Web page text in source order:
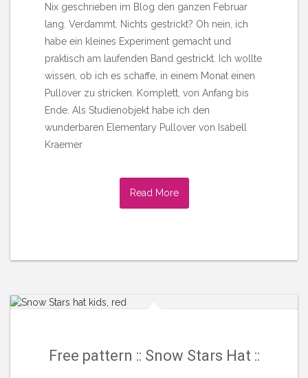
Nix geschrieben im Blog den ganzen Februar
lang. Verdammt. Nichts gestrickt? Oh nein, ich
habe ein kleines Experiment gemacht und
praktisch am laufenden Band gestrickt. Ich wollte
wissen, ob ich es schaffe, in einem Monat einen
Pullover zu stricken. Komplett, von Anfang bis
Ende. Als Studienobjekt habe ich den
wunderbaren Elementary Pullover von Isabell
Kraemer
Read More
Free pattern :: Snow Stars Hat ::